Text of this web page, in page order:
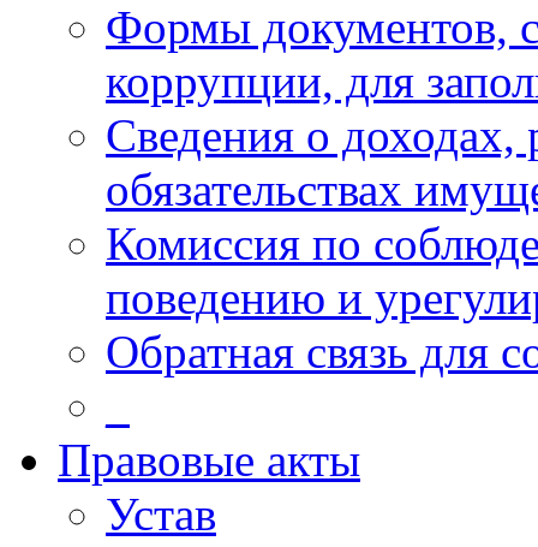
Формы документов,
коррупции, для
Сведения о доходах,
обязательствах
Комиссия по
поведению и
Обратная связь для
Правовые акты
Устав